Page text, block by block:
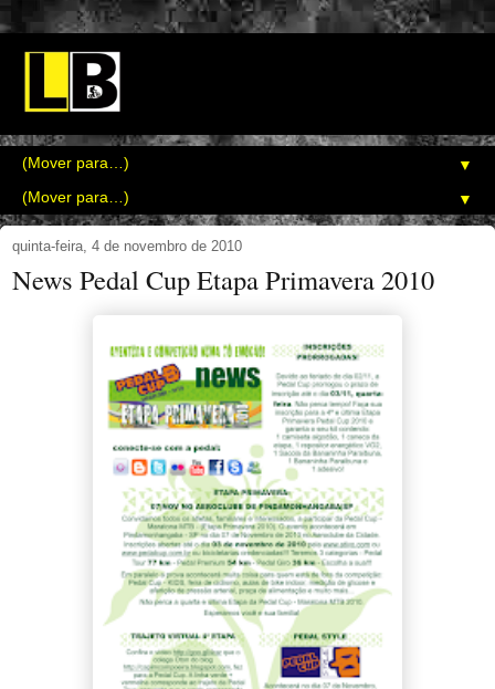
▼
▼
quinta-feira, 4 de novembro de 2010
News Pedal Cup Etapa Primavera 2010